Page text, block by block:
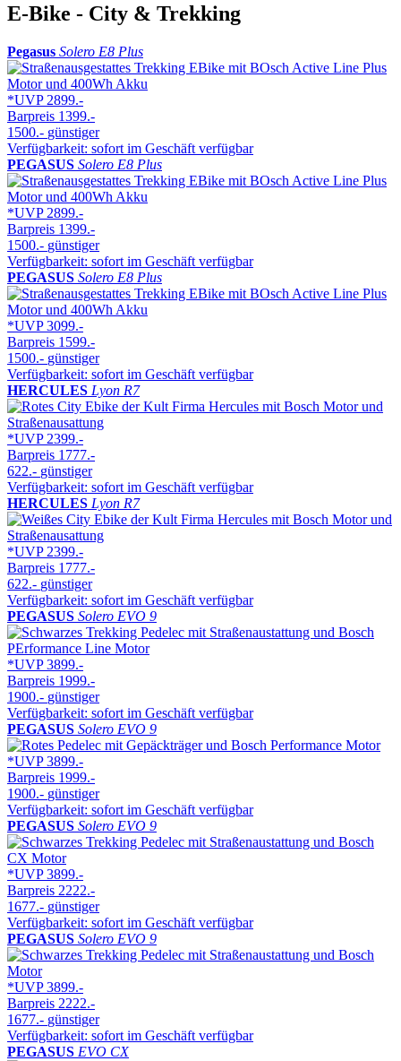
E-Bike - City & Trekking
Pegasus Solero E8 Plus
*UVP 2899.-
Barpreis 1399.-
1500.- günstiger
Verfügbarkeit: sofort im Geschäft verfügbar
PEGASUS Solero E8 Plus
*UVP 2899.-
Barpreis 1399.-
1500.- günstiger
Verfügbarkeit: sofort im Geschäft verfügbar
PEGASUS Solero E8 Plus
*UVP3099.-
Barpreis 1599.-
1500.- günstiger
Verfügbarkeit: sofort im Geschäft verfügbar
HERCULES Lyon R7
*UVP 2399.-
Barpreis 1777.-
622.- günstiger
Verfügbarkeit: sofort im Geschäft verfügbar
HERCULES Lyon R7
*UVP 2399.-
Barpreis 1777.-
622.- günstiger
Verfügbarkeit: sofort im Geschäft verfügbar
PEGASUS Solero EVO 9
*UVP3899.-
Barpreis 1999.-
1900.- günstiger
Verfügbarkeit: sofort im Geschäft verfügbar
PEGASUS Solero EVO 9
*UVP3899.-
Barpreis 1999.-
1900.- günstiger
Verfügbarkeit: sofort im Geschäft verfügbar
PEGASUS Solero EVO 9
*UVP3899.-
Barpreis 2222.-
1677.- günstiger
Verfügbarkeit: sofort im Geschäft verfügbar
PEGASUS Solero EVO 9
*UVP3899.-
Barpreis 2222.-
1677.- günstiger
Verfügbarkeit: sofort im Geschäft verfügbar
PEGASUS EVO CX